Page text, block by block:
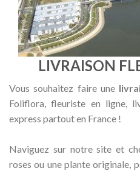
LIVRAISON
Vous souhaitez faire une
Foliflora, fleuriste en ligne,
express partout en France !
Naviguez sur notre site et
roses ou une plante originale,